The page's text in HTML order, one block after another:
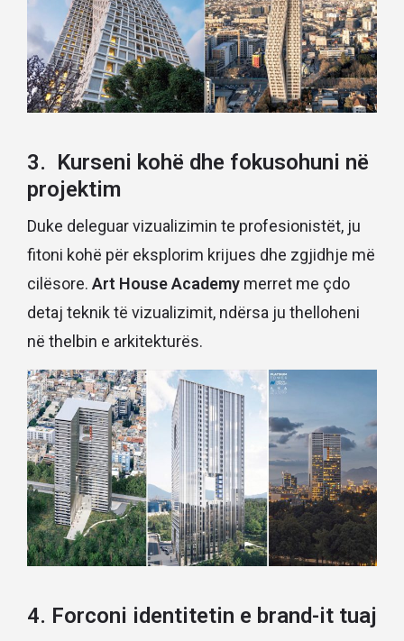
3. Kurseni kohë dhe fokusohuni në
projektim
Duke deleguar vizualizimin te profesionistët, ju
fitoni kohë për eksplorim krijues dhe zgjidhje më
cilësore. Art House Academy merret me çdo
detaj teknik të vizualizimit, ndërsa ju thelloheni
në thelbin e arkitekturës.
4. Forconi identitetin e brand-it tuaj